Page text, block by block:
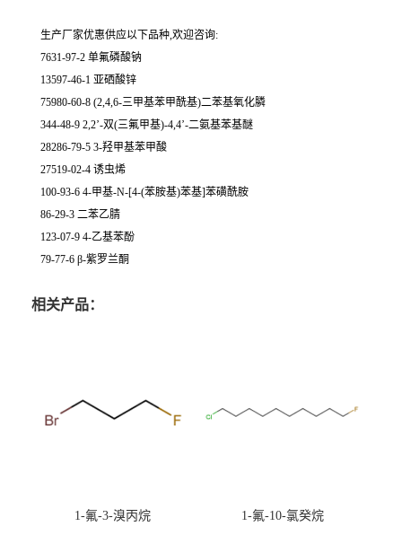
生产厂家优惠供应以下品种,欢迎咨询:
7631-97-2 单氟磷酸钠
13597-46-1 亚硒酸锌
75980-60-8 (2,4,6-三甲基苯甲酰基)二苯基氧化膦
344-48-9 2,2’-双(三氟甲基)-4,4’-二氨基苯基醚
28286-79-5 3-羟甲基苯甲酸
27519-02-4 诱虫烯
100-93-6 4-甲基-N-[4-(苯胺基)苯基]苯磺酰胺
86-29-3 二苯乙腈
123-07-9 4-乙基苯酚
79-77-6 β-紫罗兰酮
相关产品：
1-氟-3-溴丙烷 1-氟-10-氯癸烷